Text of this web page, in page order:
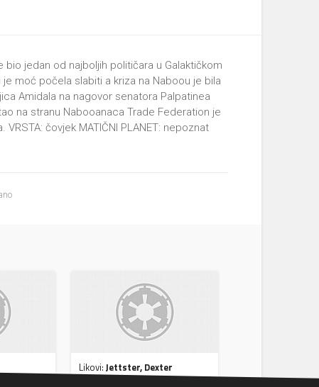
jedan od najboljih političara u Galaktičkom
moć počela slabiti a kriza na Naboou je bila
Amidala na nagovor senatora Palpatinea
na stranu Nabooanaca Trade Federation je
čovjek MATIČNI PLANET: nepoznat
Likovi: Jettster, Dexter